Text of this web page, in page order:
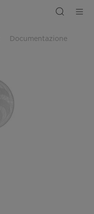
Documentazione